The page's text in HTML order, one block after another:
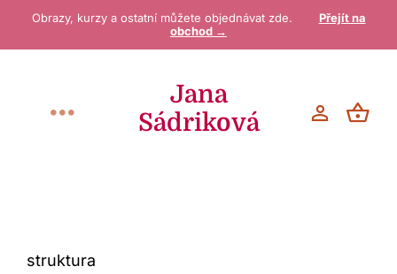
Přeskočit
Obrazy, kurzy a ostatní můžete objednávat zde.
Přejít na
obchod →
Jana
Sádriková
Toggle
struktura